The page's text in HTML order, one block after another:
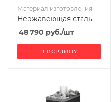
90
60
Материал изготовления
Нержавеющая сталь
48 790 руб./шт
В КОРЗИНУ